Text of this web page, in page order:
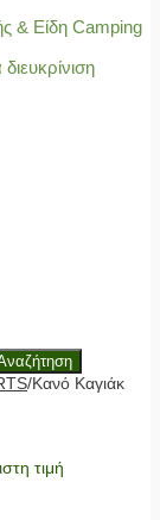
& Είδη Camping
/Κανό Καγιάκ
τιμή